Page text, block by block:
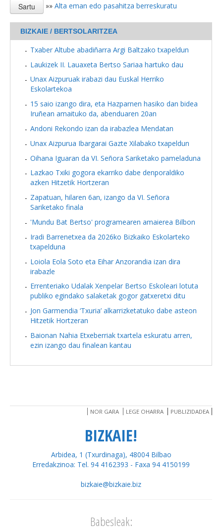
»» Alta eman edo pasahitza berreskuratu
BIZKAIE / BERTSOLARITZEA
Txaber Altube abadiñarra Argi Baltzako txapeldun
Laukizek II. Lauaxeta Bertso Sariaa hartuko dau
Unax Aizpuruak irabazi dau Euskal Herriko
Eskolartekoa
15 saio izango dira, eta Hazparnen hasiko dan bidea
Iruñean amaituko da, abenduaren 20an
Andoni Rekondo izan da irabazlea Mendatan
Unax Aizpurua Ibargarai Gazte Xilabako txapeldun
Oihana Iguaran da VI. Señora Sariketako pameladuna
Lazkao Txiki gogora ekarriko dabe denporaldiko
azken Hitzetik Hortzeran
Zapatuan, hilaren 6an, izango da VI. Señora
Sariketako finala
'Mundu Bat Bertso' programearen amaierea Bilbon
Iradi Barrenetxea da 2026ko Bizkaiko Eskolarteko
txapelduna
Loiola Eola Soto eta Eihar Anzorandia izan dira
irabazle
Errenteriako Udalak Xenpelar Bertso Eskoleari lotuta
publiko egindako salaketak gogor gatxeretxi ditu
Jon Garmendia ‘Txuria’ alkarrizketatuko dabe asteon
Hitzetik Hortzeran
Baionan Nahia Etxeberriak txartela eskuratu arren,
ezin izango dau finalean kantau
NOR GARA LEGE OHARRA PUBLIZIDADEA
BIZKAIE!
Arbidea, 1 (Txurdinaga), 48004 Bilbao
Erredakzinoa: Tel. 94 4162393 - Faxa 94 4150199
bizkaie@bizkaie.biz
Babesleak: